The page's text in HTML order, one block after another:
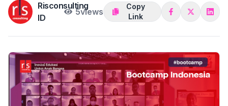
Risconsulting
ID
5views
Copy
Link